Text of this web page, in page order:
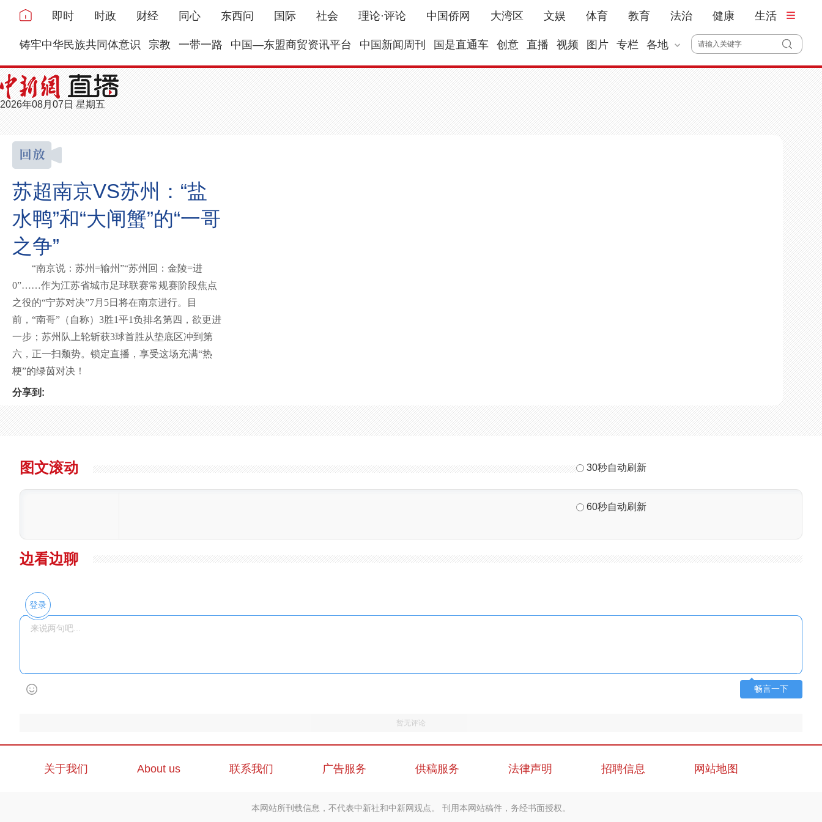
即时 时政 财经 同心 东西问 国际 社会 理论·评论 中国侨网 大湾区 文娱 体育 教育 法治 健康 生活
铸牢中华民族共同体意识 宗教 一带一路 中国—东盟商贸资讯平台 中国新闻周刊 国是直通车 创意 直播 视频 图片 专栏 各地
2026年08月07日 星期五
苏超南京VS苏州：“盐
水鸭”和“大闸蟹”的“一哥
之争”
“南京说：苏州=输州”“苏州回：金陵=进
0”……作为江苏省城市足球联赛常规赛阶段焦点
之役的“宁苏对决”7月5日将在南京进行。目
前，“南哥”（自称）3胜1平1负排名第四，欲更进
一步；苏州队上轮斩获3球首胜从垫底区冲到第
六，正一扫颓势。锁定直播，享受这场充满“热
梗”的绿茵对决！
分享到:
图文滚动 30秒自动刷新
60秒自动刷新
边看边聊
登录
畅言一下
暂无评论
关于我们 About us 联系我们 广告服务 供稿服务 法律声明 招聘信息 网站地图
本网站所刊载信息，不代表中新社和中新网观点。 刊用本网站稿件，务经书面授权。